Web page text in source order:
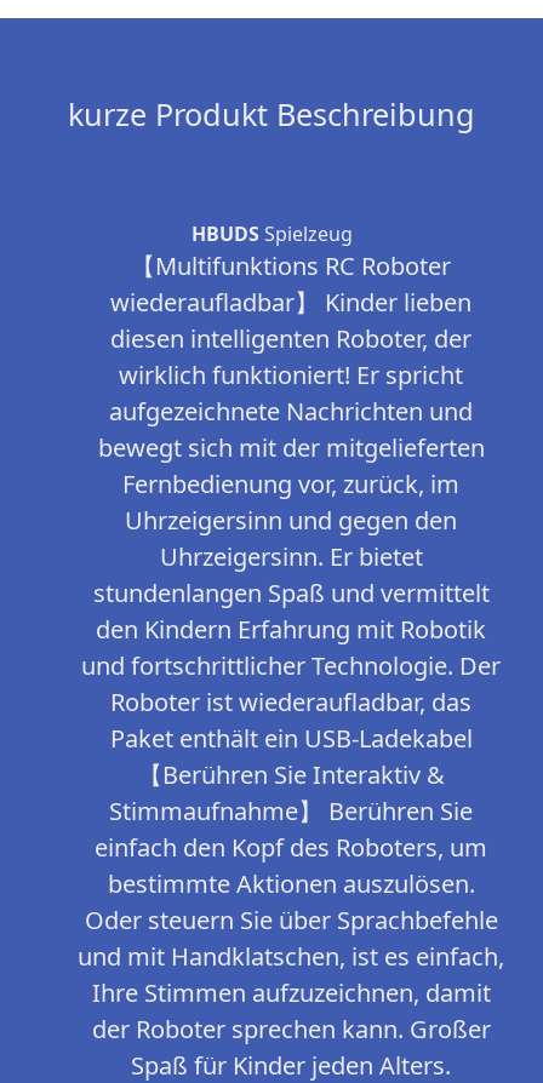
kurze Produkt Beschreibung
HBUDSSpielzeug
【Multifunktions RC Roboter
wiederaufladbar】 Kinder lieben
diesen intelligenten Roboter, der
wirklich funktioniert! Er spricht
aufgezeichnete Nachrichten und
bewegt sich mit der mitgelieferten
Fernbedienung vor, zurück, im
Uhrzeigersinn und gegen den
Uhrzeigersinn. Er bietet
stundenlangen Spaß und vermittelt
den Kindern Erfahrung mit Robotik
und fortschrittlicher Technologie. Der
Roboter ist wiederaufladbar, das
Paket enthält ein USB-Ladekabel
【Berühren Sie Interaktiv &
Stimmaufnahme】 Berühren Sie
einfach den Kopf des Roboters, um
bestimmte Aktionen auszulösen.
Oder steuern Sie über Sprachbefehle
und mit Handklatschen, ist es einfach,
Ihre Stimmen aufzuzeichnen, damit
der Roboter sprechen kann. Großer
Spaß für Kinder jeden Alters.